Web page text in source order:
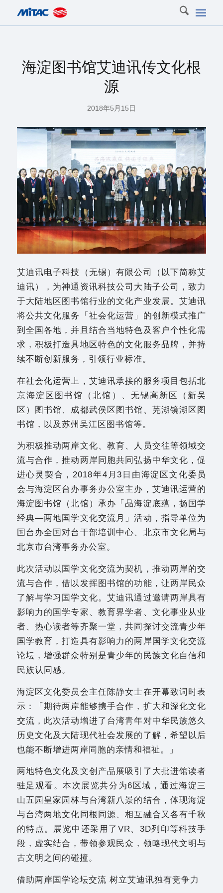
海淀图书馆艾迪讯传文化根
源
2018年5月15日
艾迪讯电子科技（无锡）有限公司（以下简称艾
迪讯），为神通资讯科技公司大陆子公司，致力
于大陆地区图书馆行业的文化产业发展。艾迪讯
将公共文化服务「社会化运营」的创新模式推广
到全国各地，并且结合当地特色及客户个性化需
求，积极打造具地区特色的文化服务品牌，并持
续不断创新服务，引领行业标准。
在社会化运营上，艾迪讯承接的服务项目包括北
京海淀区图书馆（北馆）、无锡高新区（新吴
区）图书馆、成都武侯区图书馆、芜湖镜湖区图
书馆，以及苏州吴江区图书馆等。
为积极推动两岸文化、教育、人员交往等领域交
流与合作，推动两岸同胞共同弘扬中华文化，促
进心灵契合，2018年4月3日由海淀区文化委员
会与海淀区台办事务办公室主办，艾迪讯运营的
海淀图书馆（北馆）承办「品海淀底蕴，扬国学
经典—两地国学文化交流月」活动，指导单位为
国台办全国对台干部培训中心、北京市文化局与
北京市台湾事务办公室。
此次活动以国学文化交流为契机，推动两岸的交
流与合作，借以发挥图书馆的功能，让两岸民众
了解与学习国学文化。艾迪讯通过邀请两岸具有
影响力的国学专家、教育界学者、文化事业从业
者、热心读者等齐聚一堂，共同探讨交流青少年
国学教育，打造具有影响力的两岸国学文化交流
论坛，增强群众特别是青少年的民族文化自信和
民族认同感。
海淀区文化委员会主任陈静女士在开幕致词时表
示：「期待两岸能够携手合作，扩大和深化文化
交流，此次活动增进了台湾青年对中华民族悠久
历史文化及大陆现代社会发展的了解，希望以后
也能不断增进两岸同胞的亲情和福祉。」
两地特色文化及文创产品展吸引了大批进馆读者
驻足观看。本次展览共分为6区域，通过海淀三
山五园皇家园林与台湾新八景的结合，体现海淀
与台湾两地文化同根同源、相互融合又各有千秋
的特点。展览中还采用了VR、3D列印等科技手
段，虚实结合，带领参观民众，领略现代文明与
古文明之间的碰撞。
借助两岸国学论坛交流 树立艾迪讯独有竞争力